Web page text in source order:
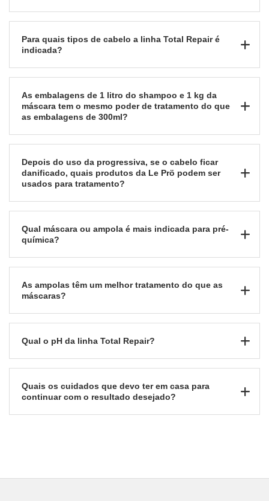
Para quais tipos de cabelo a linha Total Repair é
indicada?
As embalagens de 1 litro do shampoo e 1 kg da
máscara tem o mesmo poder de tratamento do que
as embalagens de 300ml?
Depois do uso da progressiva, se o cabelo ficar
danificado, quais produtos da Le Prö podem ser
usados para tratamento?
Qual máscara ou ampola é mais indicada para pré-
química?
As ampolas têm um melhor tratamento do que as
máscaras?
Qual o pH da linha Total Repair?
Quais os cuidados que devo ter em casa para
continuar com o resultado desejado?